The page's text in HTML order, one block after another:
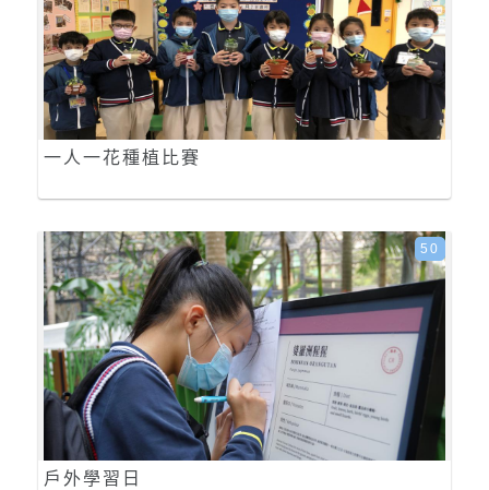
一人一花種植比賽
戶外學習日
50